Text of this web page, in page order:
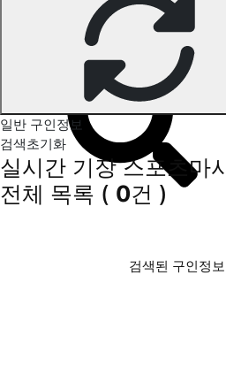
기장 스포츠마사지 구인정보
일반 구인정보
검색초기화
실시간 기장 스포츠마
전체 목록 ( 0건 )
검색된 구인정